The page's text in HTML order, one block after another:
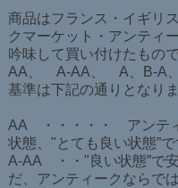
商品はフランス・イギリ
クマーケット・アンティ
吟味して買い付けたもの
AA、 A-AA、 A、B-A
基準は下記の通りとなりま
AA ・・・・・ アンテ
状態、"とても良い状態”で
A-AA ・・"良い状態”で
だ、アンティークならで